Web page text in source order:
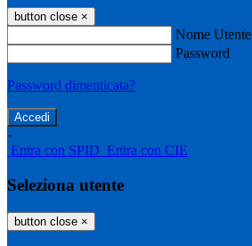
button close ×
Nome Utente
Password
Password dimenticata?
-
Entra con SPID Entra con CIE
Seleziona utente
button close ×